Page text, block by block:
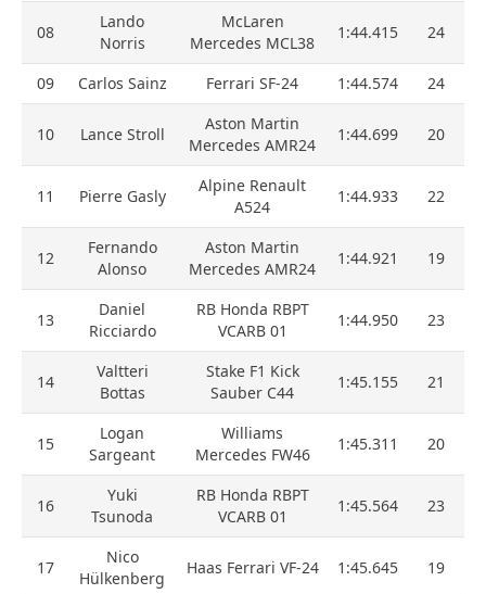
08
Lando
Norris
McLaren
Mercedes MCL38
1:44.415 24
09 Carlos Sainz Ferrari SF-24 1:44.574 24
10 Lance Stroll
Aston Martin
Mercedes AMR24
1:44.699 20
11 Pierre Gasly
Alpine Renault
A524
1:44.933 22
12
Fernando
Alonso
Aston Martin
Mercedes AMR24
1:44.921 19
13
Daniel
Ricciardo
RB Honda RBPT
VCARB 01
1:44.950 23
14
Valtteri
Bottas
Stake F1 Kick
Sauber C44
1:45.155 21
15
Logan
Sargeant
Williams
Mercedes FW46
1:45.311 20
16
Yuki
Tsunoda
RB Honda RBPT
VCARB 01
1:45.564 23
17
Nico
Hülkenberg
Haas Ferrari VF-24 1:45.645 19